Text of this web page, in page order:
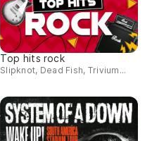
Top hits rock
Slipknot, Dead Fish, Trivium...